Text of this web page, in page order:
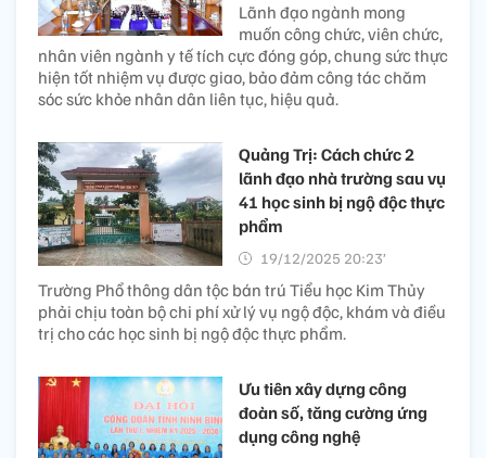
Lãnh đạo ngành mong
muốn công chức, viên chức,
nhân viên ngành y tế tích cực đóng góp, chung sức thực
hiện tốt nhiệm vụ được giao, bảo đảm công tác chăm
sóc sức khỏe nhân dân liên tục, hiệu quả.
Quảng Trị: Cách chức 2
lãnh đạo nhà trường sau vụ
41 học sinh bị ngộ độc thực
phẩm
19/12/2025 20:23’
Trường Phổ thông dân tộc bán trú Tiểu học Kim Thủy
phải chịu toàn bộ chi phí xử lý vụ ngộ độc, khám và điều
trị cho các học sinh bị ngộ độc thực phẩm.
Ưu tiên xây dựng công
đoàn số, tăng cường ứng
dụng công nghệ